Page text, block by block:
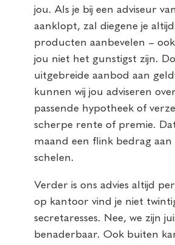
jou. Als je bij een adviseur
aanklopt, zal diegene je
producten aanbevelen –
jou niet het gunstigst zijn.
uitgebreide aanbod aan
kunnen wij jou adviseren
passende hypotheek of
scherpe rente of premie.
maand een flink bedrag
schelen.
Verder is ons advies altijd
op kantoor vind je niet
secretaresses. Nee, we zijn
benaderbaar. Ook buiten